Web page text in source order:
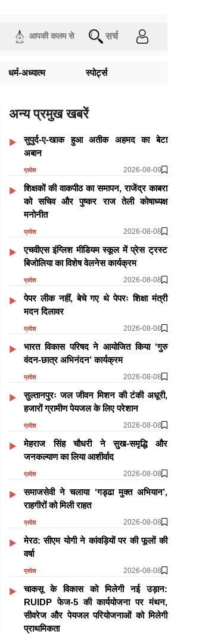
आपकी कलम से सर्च
धर्म-अध्यात्म स्पोर्ट्स
अन्य प्रमुख खबरें
सुपुर्द-ए-खाक हुआ अतीक अहमद का बेटा
अबान
प्रदेश 2026-08-09
शिक्षकों की वाकपीठ का समापन, राजेंद्र काबरा
को सचिव और पुष्कर राज तेली कोषाध्यक्ष
मनोनीत
प्रदेश 2026-08-08
एचवीएस इंग्लिश मीडियम स्कूल में प्रेस ट्रस्ट
बिजोलिया का विशेष वेलनेस कार्यक्रम
प्रदेश 2026-08-08
पेपर लीक नहीं, बेचे गए थे पेपरः शिक्षा मंत्री
मदन दिलावर
प्रदेश 2026-08-08
भारत विकास परिषद ने आयोजित किया ‘गुरु
वंदन-छात्र अभिनंदन’ कार्यक्रम
प्रदेश 2026-08-08
सुल्तानपुरः जल जीवन मिशन की टंकी अधूरी,
हजारों ग्रामीण पेयजल के लिए परेशान
प्रदेश 2026-08-08
मेहराज सिंह चौधरी ने सुख-समृद्धि और
जनकल्याण का लिया आशीर्वाद
प्रदेश 2026-08-08
समाजसेवी ने चलाया ‘गड्ढा मुक्त अभियान’,
राहगीरों को मिली राहत
प्रदेश 2026-08-08
मेरठ: सीएम योगी ने कांवड़ियों पर की फूलों की
वर्षा
प्रदेश 2026-08-08
चाकसू के विकास को मिलेगी नई उड़ान:
RUIDP फेज-5 की कार्ययोजना पर मंथन,
सीवरेज और पेयजल परियोजनाओं को मिलेगी
प्राथमिकता